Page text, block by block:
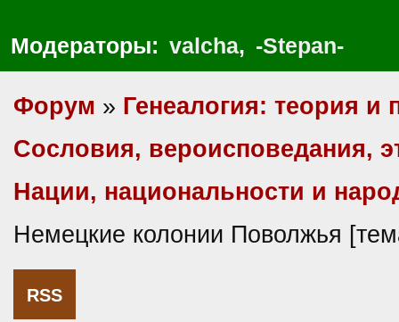
Модераторы: valcha, -Stepan-
Форум » Генеалогия: теория и
Сословия, вероисповедания,
Нации, национальности и
Немецкие колонии Поволжья
RSS